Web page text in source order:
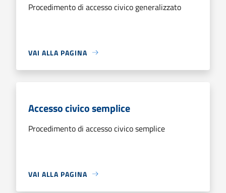
Procedimento di accesso civico generalizzato
VAI ALLA PAGINA
Accesso civico semplice
Procedimento di accesso civico semplice
VAI ALLA PAGINA